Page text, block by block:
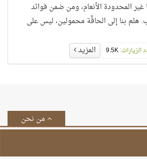
المحدودة الأنعام، ومن ضمن فوائد
هلم بنا إلى الحاقَّة محمولين، ليس على
الزيارات: المزيد
من نحن